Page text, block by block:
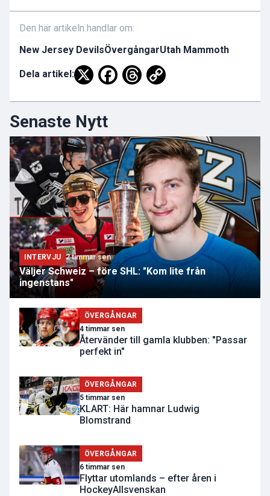
Den här artikeln handlar om:
New Jersey DevilsÖvergångarUtah Mammoth
Dela artikel:
Senaste Nytt
INTERVJU 2 timmar sen
Väljer Schweiz – före SHL: "Kom lite från
ingenstans"
ÖVERGÅNGAR
4 timmar sen
Återvänder till gamla klubben: "Passar
perfekt in"
ÖVERGÅNGAR
5 timmar sen
KLART: Här hamnar Ludwig
Blomstrand
ÖVERGÅNGAR
6 timmar sen
Flyttar utomlands – efter åren i
HockeyAllsvenskan